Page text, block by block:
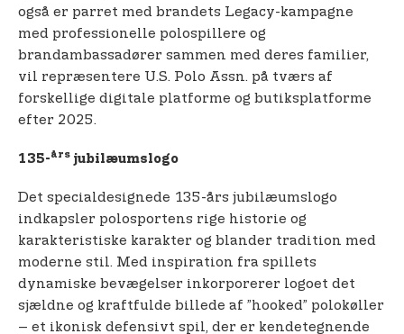
også er parret med brandets Legacy-kampagne
med professionelle polospillere og
brandambassadører sammen med deres familier,
vil repræsentere U.S. Polo Assn. på tværs af
forskellige digitale platforme og butiksplatforme
efter 2025.
135-års jubilæumslogo
Det specialdesignede 135-års jubilæumslogo
indkapsler polosportens rige historie og
karakteristiske karakter og blander tradition med
moderne stil. Med inspiration fra spillets
dynamiske bevægelser inkorporerer logoet det
sjældne og kraftfulde billede af ”hooked” polokøller
– et ikonisk defensivt spil, der er kendetegnende